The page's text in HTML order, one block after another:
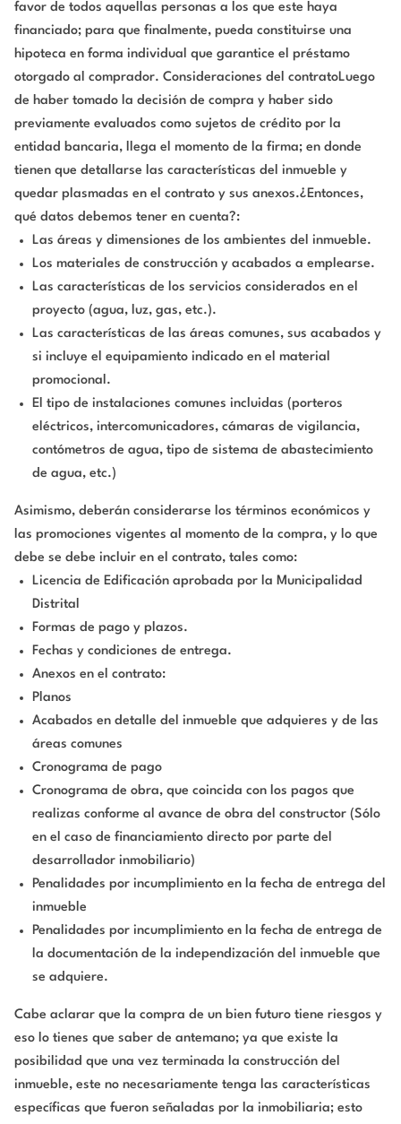
favor de todos aquellas personas a los que este haya
financiado; para que finalmente, pueda constituirse una
hipoteca en forma individual que garantice el préstamo
otorgado al comprador. Consideraciones del contratoLuego
de haber tomado la decisión de compra y haber sido
previamente evaluados como sujetos de crédito por la
entidad bancaria, llega el momento de la firma; en donde
tienen que detallarse las características del inmueble y
quedar plasmadas en el contrato y sus anexos.¿Entonces,
qué datos debemos tener en cuenta?:
Las áreas y dimensiones de los ambientes del inmueble.
Los materiales de construcción y acabados a emplearse.
Las características de los servicios considerados en el
proyecto (agua, luz, gas, etc.).
Las características de las áreas comunes, sus acabados y
si incluye el equipamiento indicado en el material
promocional.
El tipo de instalaciones comunes incluidas (porteros
eléctricos, intercomunicadores, cámaras de vigilancia,
contómetros de agua, tipo de sistema de abastecimiento
de agua, etc.)
Asimismo, deberán considerarse los términos económicos y
las promociones vigentes al momento de la compra, y lo que
debe se debe incluir en el contrato, tales como:
Licencia de Edificación aprobada por la Municipalidad
Distrital
Formas de pago y plazos.
Fechas y condiciones de entrega.
Anexos en el contrato:
Planos
Acabados en detalle del inmueble que adquieres y de las
áreas comunes
Cronograma de pago
Cronograma de obra, que coincida con los pagos que
realizas conforme al avance de obra del constructor (Sólo
en el caso de financiamiento directo por parte del
desarrollador inmobiliario)
Penalidades por incumplimiento en la fecha de entrega del
inmueble
Penalidades por incumplimiento en la fecha de entrega de
la documentación de la independización del inmueble que
se adquiere.
Cabe aclarar que la compra de un bien futuro tiene riesgos y
eso lo tienes que saber de antemano; ya que existe la
posibilidad que una vez terminada la construcción del
inmueble, este no necesariamente tenga las características
específicas que fueron señaladas por la inmobiliaria; esto